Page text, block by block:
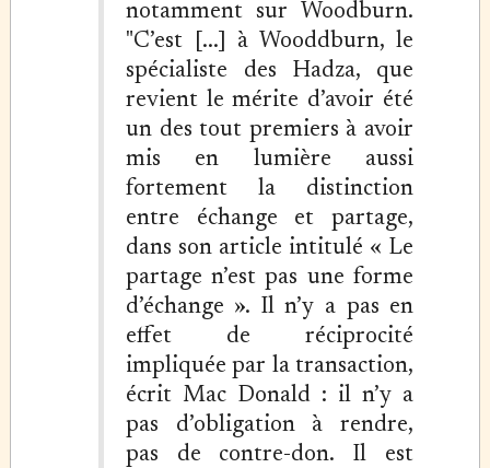
notamment sur Woodburn.
"C’est [...] à Wooddburn, le
spécialiste des Hadza, que
revient le mérite d’avoir été
un des tout premiers à avoir
mis en lumière aussi
fortement la distinction
entre échange et partage,
dans son article intitulé « Le
partage n’est pas une forme
d’échange ». Il n’y a pas en
effet de réciprocité
impliquée par la transaction,
écrit Mac Donald : il n’y a
pas d’obligation à rendre,
pas de contre-don. Il est